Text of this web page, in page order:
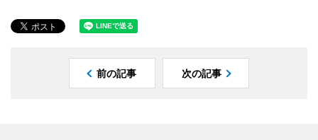
前の記事 次の記事